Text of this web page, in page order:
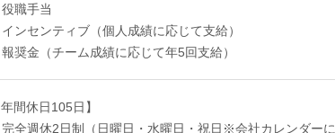
役職手当
インセンティブ（個人成績に応じて支給）
報奨金（チーム成績に応じて年5回支給）
年間休日105日】
完全週休2日制（日曜日・水曜日・祝日※会社カレンダーに